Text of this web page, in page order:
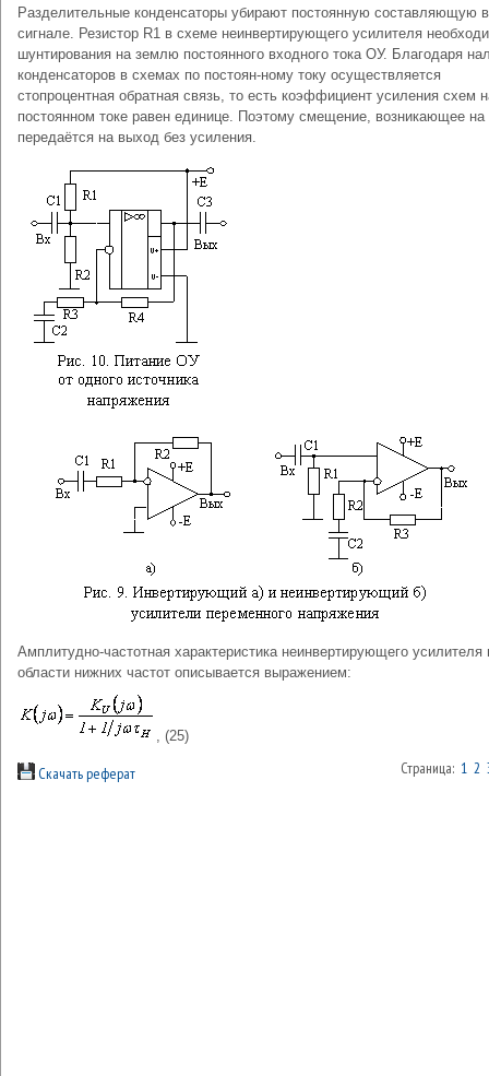
Разделительные конденсаторы убирают постоянную составляющую в
сигнале. Резистор R1 в схеме неинвертирующего усилителя
шунтирования на землю постоянного входного тока ОУ. Благодаря
конденсаторов в схемах по постоян-ному току осуществляется
стопроцентная обратная связь, то есть коэффициент усиления схем
постоянном токе равен единице. Поэтому смещение, возникающее на
передаётся на выход без усиления.
Амплитудно-частотная характеристика неинвертирующего усилителя
области нижних частот описывается выражением:
, (25)
Скачать реферат Страница: 1 2